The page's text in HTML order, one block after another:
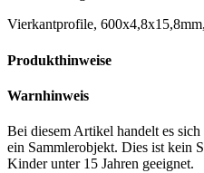
Vierkantprofile,
Produkthinweise
Warnhinweis
Bei diesem Artikel handelt es
ein Sammlerobjekt. Dies ist kein
Kinder unter 15 Jahren geeignet.